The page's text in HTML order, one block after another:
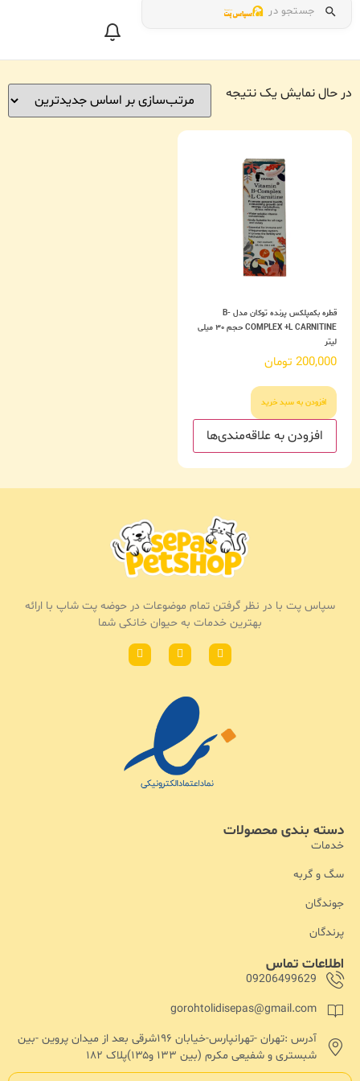
جستجو در
در حال نمایش یک نتیجه
قطره بکمپلکس پرنده توکان مدل B-
COMPLEX +L CARNITINE حجم ۳۰ میلی
لیتر
200,000 تومان
افزودن به سبد خرید
افزودن به علاقه‌مندی‌ها
اطلاعات تماس
09206499629
gorohtolidisepas@gmail.com
آدرس :تهران -تهرانپارس-خیابان ۱۹۶شرقی بعد از میدان پروین -بین
شبستری و شفیعی مکرم (بین ۱۳۳ و۱۳۵)پلاک ۱۸۲
دسته بندی محصولات
خدمات
سگ و گربه
جوندگان
پرندگان
سپاس پت با در نظر گرفتن تمام موضوعات در حوضه پت شاپ با ارائه
بهترین خدمات به حیوان خانکی شما